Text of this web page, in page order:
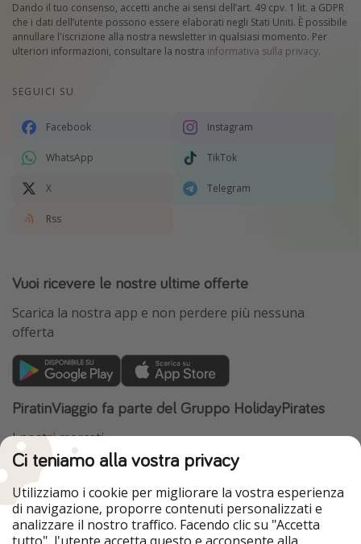
Dando il tuo consenso, accetti anche ai sensi dell’art. 49 cpv. 1 lit. a GDPR
che i dati dell’utente possono essere elaborati negli Stati Uniti. È possibile
annullare l'iscrizione alla nostra newsletter in qualsiasi momento. Per
ulteriori informazioni, consultare la nostra informativa sulla privacy.
SEGUICI SU
Facebook Instagram
WhatsApp TikTok
X Telegram
Rss
Vuoi ricevere le nostre ultime offerte
Scarica la nostra app e non perdere più nessuna
offerta
PiratinViaggio fa parte del Gruppo HolidayPirates
I nostri mercati
HolidayPirates
VakantiePiraten
WakacyjniPiraci
Ferienpiraten
Urlaubspiraten
Urlaubspiraten
ViajerosPiratas
TravelPirates
Ci teniamo alla vostra privacy
Utilizziamo i cookie per migliorare la vostra esperienza
di navigazione, proporre contenuti personalizzati e
analizzare il nostro traffico. Facendo clic su "Accetta